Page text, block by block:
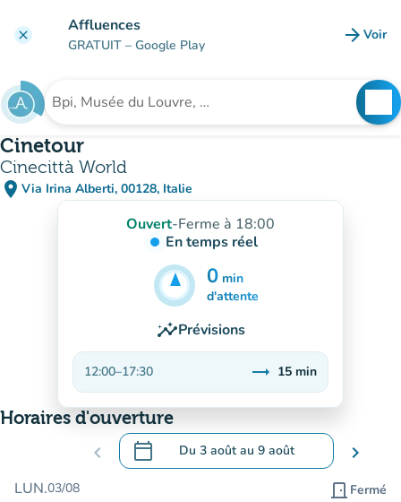
clear Affluences
GRATUIT – Google Play arrow_forward Voir
Rechercher un établissement
Cinetour
Cinecittà World
place Via Irina Alberti, 00128, Italie
(ouvrir dans Google Maps)
(nouvel onglet)
Ouvert-Ferme à 18:00
En temps réel
0 min
15min
d'attente
insightsPrévisions
12:00–17:30 trending_flat
Stable
15 min
Horaires d'ouverture
chevron_left calendar_today Du 3 aoûtau 9 août
.Ouvrir le calendrier pour changer de
chevron_right
LUN.03/08 door_front Fermé